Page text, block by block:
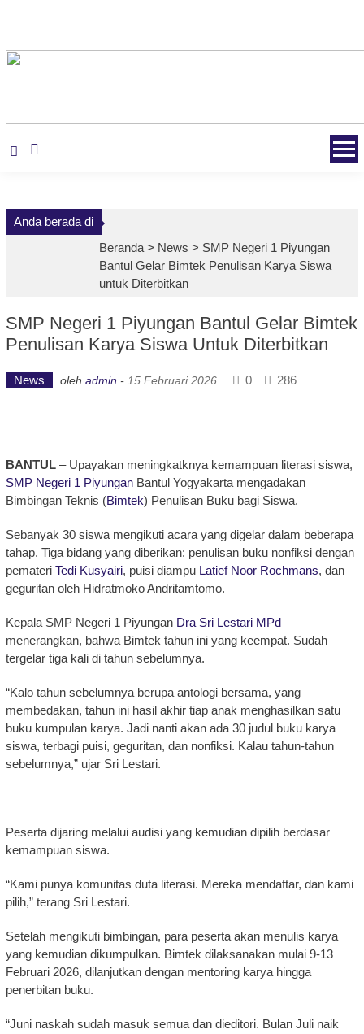
Anda berada di
Beranda > News > SMP Negeri 1 Piyungan
Bantul Gelar Bimtek Penulisan Karya Siswa
untuk Diterbitkan
SMP Negeri 1 Piyungan Bantul Gelar Bimtek
Penulisan Karya Siswa Untuk Diterbitkan
News oleh admin - 15 Februari 2026 0 286
BANTUL– Upayakan meningkatknya kemampuan literasi siswa,
SMP Negeri 1 PiyunganBantul Yogyakarta mengadakan
Bimbingan Teknis (Bimtek) Penulisan Buku bagi Siswa.
Sebanyak 30 siswa mengikuti acara yang digelar dalam beberapa
tahap. Tiga bidang yang diberikan: penulisan buku nonfiksi dengan
pemateri Tedi Kusyairi, puisi diampu Latief Noor Rochmans, dan
geguritan oleh Hidratmoko Andritamtomo.
Kepala SMP Negeri 1 Piyungan Dra Sri Lestari MPd
menerangkan, bahwa Bimtek tahun ini yang keempat. Sudah
tergelar tiga kali di tahun sebelumnya.
“Kalo tahun sebelumnya berupa antologi bersama, yang
membedakan, tahun ini hasil akhir tiap anak menghasilkan satu
buku kumpulan karya. Jadi nanti akan ada 30 judul buku karya
siswa, terbagi puisi, geguritan, dan nonfiksi. Kalau tahun-tahun
sebelumnya,” ujar Sri Lestari.
Peserta dijaring melalui audisi yang kemudian dipilih berdasar
kemampuan siswa.
“Kami punya komunitas duta literasi. Mereka mendaftar, dan kami
pilih,” terang Sri Lestari.
Setelah mengikuti bimbingan, para peserta akan menulis karya
yang kemudian dikumpulkan. Bimtek dilaksanakan mulai 9-13
Februari 2026, dilanjutkan dengan mentoring karya hingga
penerbitan buku.
“Juni naskah sudah masuk semua dan dieditori. Bulan Juli naik